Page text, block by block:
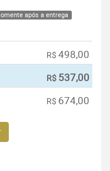
após a entrega
R$ 498,00
R$ 537,00
R$ 674,00